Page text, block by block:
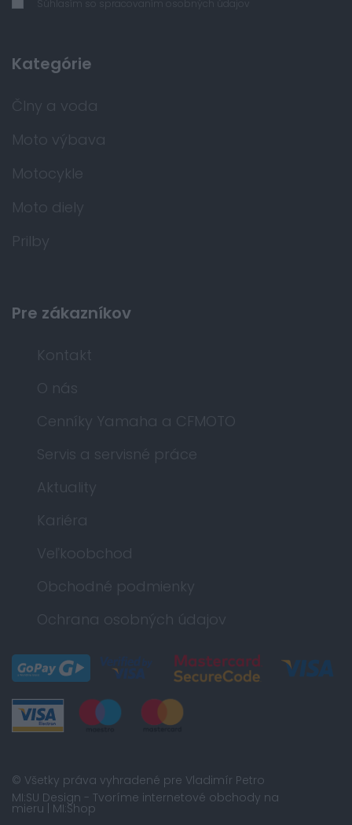
Súhlasím so spracovaním osobných údajov
Kategórie
Člny a voda
Moto výbava
Motocykle
Moto diely
Prilby
Pre zákazníkov
Kontakt
O nás
Cenníky Yamaha a CFMOTO
Servis a servisné práce
Aktuality
Kariéra
Veľkoobchod
Obchodné podmienky
Ochrana osobných údajov
© Všetky práva vyhradené pre Vladimír Petro
MI:SU Design - Tvoríme internetové obchody na
mieru | MI:Shop